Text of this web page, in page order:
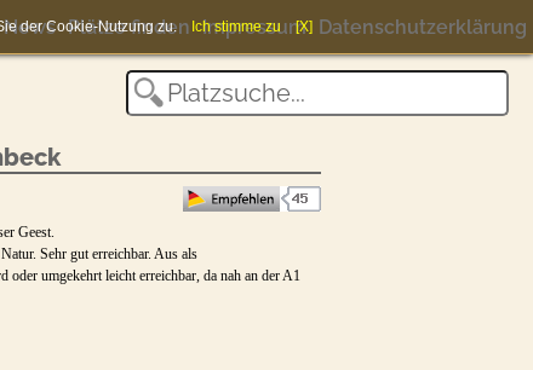
News Plätze finden Impressum Datenschutzerklärung
Geest.
Sehr gut erreichbar. Aus als
oder umgekehrt leicht erreichbar, da nah an der A1
der Cookie-Nutzung zu. Ich stimme zu [X]